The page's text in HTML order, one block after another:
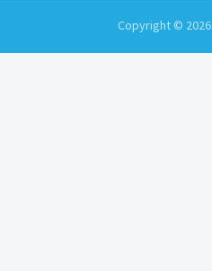
Copyright © 2026